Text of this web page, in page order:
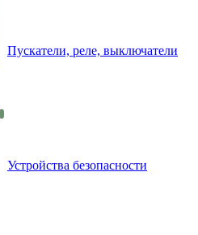
Пускатели, реле, выключатели
Устройства безопасности